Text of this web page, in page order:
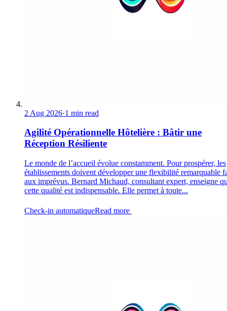
2 Aug 2026·1 min read
Agilité Opérationnelle Hôtelière : Bâtir une
Réception Résiliente
Le monde de l’accueil évolue constamment. Pour prospérer, les
établissements doivent développer une flexibilité remarquable
aux imprévus. Bernard Michaud, consultant expert, enseigne
cette qualité est indispensable. Elle permet à toute...
Check-in automatiqueRead more